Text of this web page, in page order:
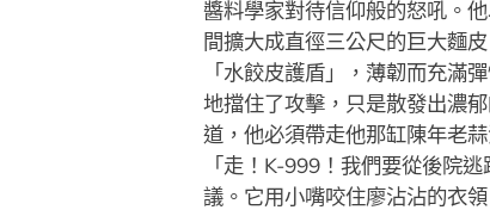
醬料學家對待信仰般的怒吼。
間擴大成直徑三公尺的巨大麵
「水餃皮護盾」，薄韌而充滿
地擋住了攻擊，只是散發出濃
道，他必須帶走他那缸陳年老
「走！K-999！我們要從後院
議。它用小嘴咬住廖沾沾的衣